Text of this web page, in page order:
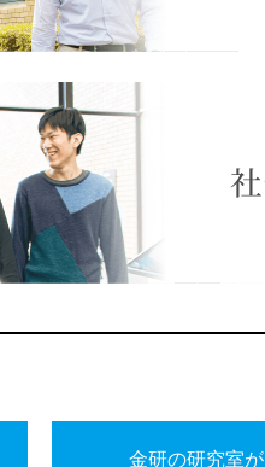
金研の研究室が